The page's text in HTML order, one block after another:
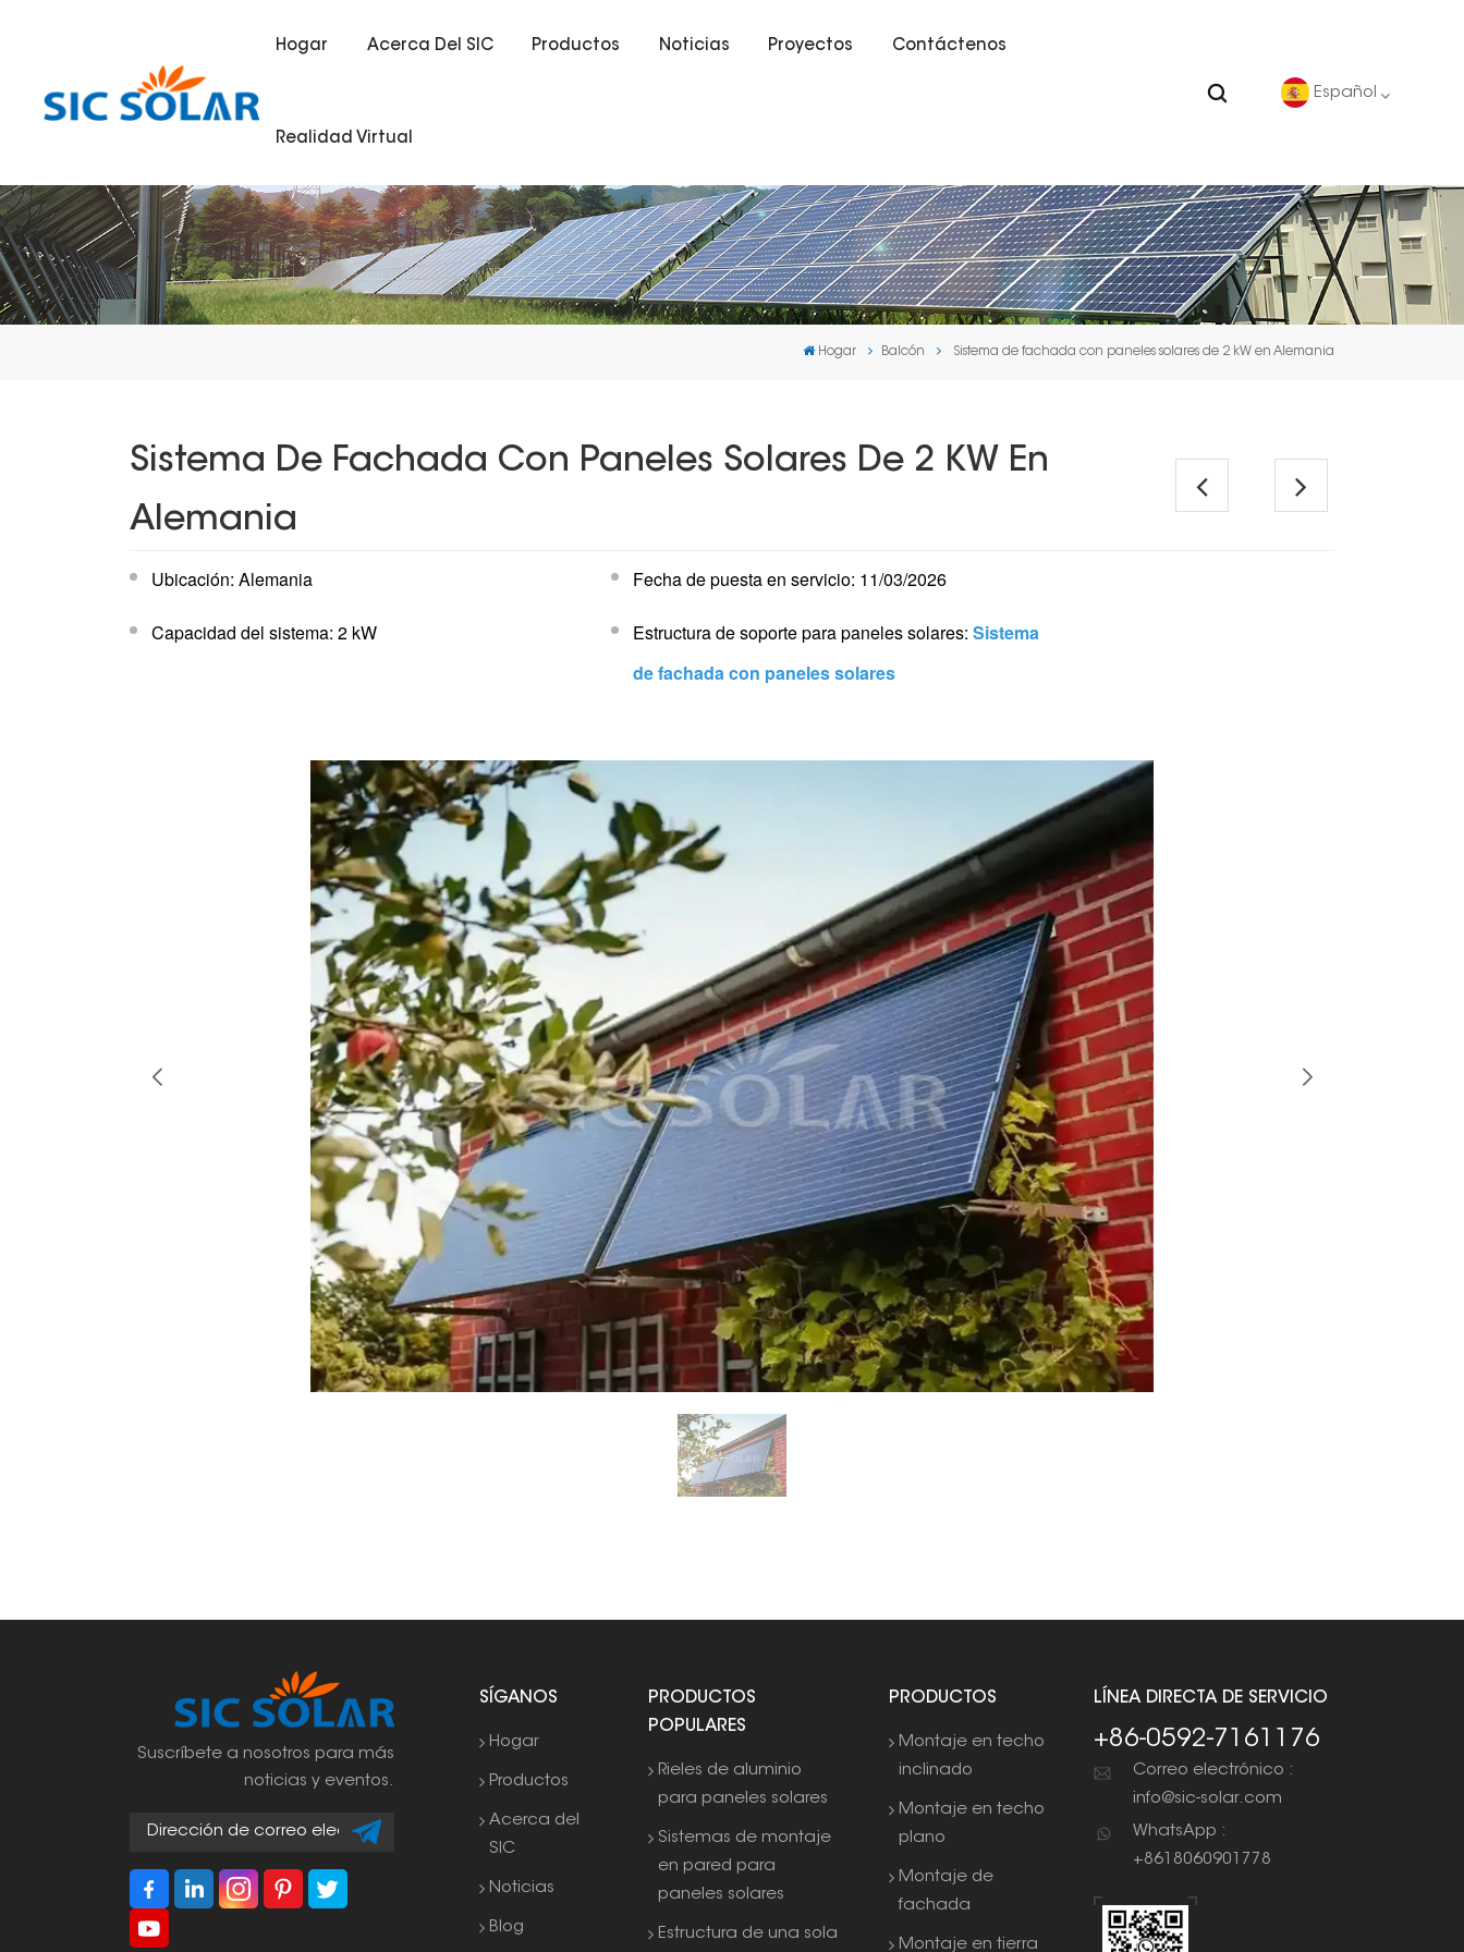
Hogar Acerca Del SIC Productos Noticias Proyectos Contáctenos
Realidad Virtual
Español
English
Deutsch
español
português
Hogar Balcón Sistema de fachada con paneles solares de 2 kW en Alemania
Sistema De Fachada Con Paneles Solares De 2 KW En
Alemania
Ubicación: Alemania Fecha de puesta en servicio: 11/03/2026
Capacidad del sistema: 2 kW Estructura de soporte para paneles solares:Sistema
de fachada con paneles solares
Suscríbete a nosotros para más
noticias y eventos.
SÍGANOS
Hogar
Productos
Acerca del
SIC
Noticias
Blog
PRODUCTOS
POPULARES
Rieles de aluminio
para paneles solares
Sistemas de montaje
en pared para
paneles solares
Estructura de una sola
PRODUCTOS
Montaje en techo
inclinado
Montaje en techo
plano
Montaje de
fachada
Montaje en tierra
LÍNEA DIRECTA DE SERVICIO
+86-0592-7161176
Correo electrónico :
info@sic-solar.com
WhatsApp :
+8618060901778